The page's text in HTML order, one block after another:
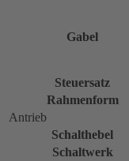
Gabel
Steuersatz
Rahmenform
Antrieb
Schalthebel
Schaltwerk